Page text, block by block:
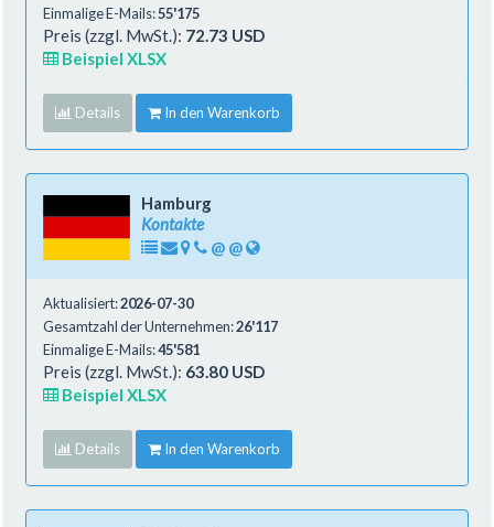
Einmalige E-Mails:55'175
Preis (zzgl. MwSt.): 72.73 USD
Beispiel XLSX
Details In den Warenkorb
Hamburg
Kontakte
@ @
Aktualisiert:2026-07-30
Gesamtzahl der Unternehmen:26'117
Einmalige E-Mails:45'581
Preis (zzgl. MwSt.): 63.80 USD
Beispiel XLSX
Details In den Warenkorb